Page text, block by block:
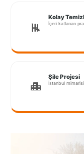
Kolay
İçeri katlanan
Şile Projesi
İstanbul
Kocaeli
Lubrza
Manisa
Muğla
Port